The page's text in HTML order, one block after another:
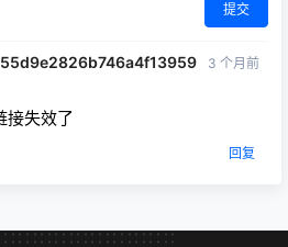
提交
3 个月前
接失效了
回复